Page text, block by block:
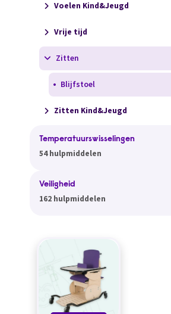
Voelen Kind&Jeugd
Vrije tijd
Zitten
Blijfstoel
Zitten Kind&Jeugd
Temperatuurswisselingen
54 hulpmiddelen
Veiligheid
162 hulpmiddelen